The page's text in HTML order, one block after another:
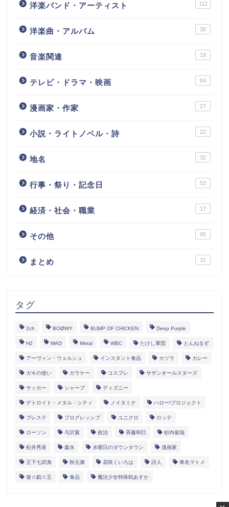
洋楽バンド・アーティスト 112
洋楽曲・アルバム 30
音楽関連 19
テレビ・ドラマ・映画 84
漫画家・作家 27
小説・ライトノベル・詩 22
地名 32
行事・祭り・記念日 52
経済・社会・職業 17
その他 95
まとめ 31
タグ
2ch BOØWY BUMP OF CHICKEN Deep Purple
H2 MAD Metal WBC たけし軍団 とんねるず
アーヴィン・ウェルシュ インスタント食品 カツラ カレー
ガキの使い ガラケー コスプレ サザンオールスターズ
サッカー シャープ ディズニー
デトロイト・メタル・シティ ノイタミナ ハロー!プロジェクト
プレステ プログレッシブ ユニクロ ロッテ
ローソン 与沢翼 政治 斉藤和巳 杉内俊哉
松井秀喜 森永 水曜日のダウンタウン 漫画家
王下七武海 秋元康 花咲くいろは 詩人 車名マトメ
遊☆戯☆王 食品 魔法少女特殊戦あすか